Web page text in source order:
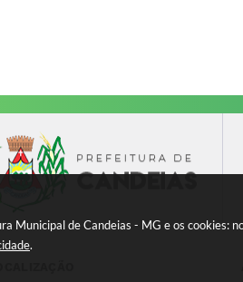
Municipal de Candeias - MG e os cookies:
.